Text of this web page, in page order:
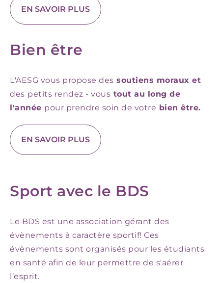
EN SAVOIR PLUS
Bien être
L'AESG vous propose des soutiens moraux et
des petits rendez - vous tout au long de
l'année pour prendre soin de votre bien être.
EN SAVOIR PLUS
Sport avec le BDS
Le BDS est une association gérant des
évènements à caractère sportif! Ces
évènements sont organisés pour les étudiants
en santé afin de leur permettre de s'aérer
l’esprit.